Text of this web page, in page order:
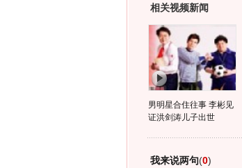
相关视频新闻
男明星合住往事 李彬见
证洪剑涛儿子出世
我来说两句(0)